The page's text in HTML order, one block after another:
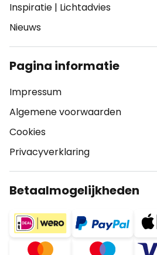
Inspiratie | Lichtadvies
Nieuws
Pagina informatie
Impressum
Algemene voorwaarden
Cookies
Privacyverklaring
Betaalmogelijkheden